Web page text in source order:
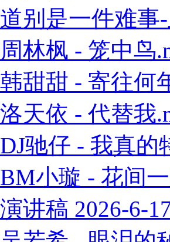
道别是一件难事
周林枫 - 笼中鸟
韩甜甜 - 寄往何
洛天依 - 代替我
DJ驰仔 - 我真的
BM小璇 - 花间
演讲稿 2026-6-